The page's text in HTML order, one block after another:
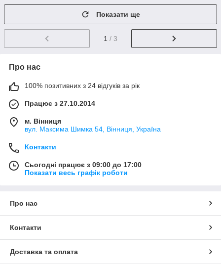
Показати ще
1 / 3
Про нас
100% позитивних з 24 відгуків за рік
Працює з 27.10.2014
м. Вінниця
вул. Максима Шимка 54, Вінниця, Україна
Контакти
Сьогодні працює з 09:00 до 17:00
Показати весь графік роботи
Про нас
Контакти
Доставка та оплата